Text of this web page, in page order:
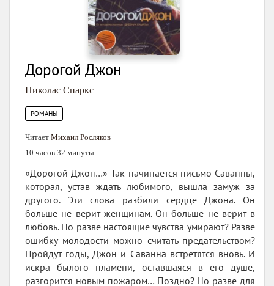
Дорогой Джон
Николас Спаркс
РОМАНЫ
Читает Михаил Росляков
10 часов 32 минуты
«Дорогой Джон…» Так начинается письмо Саванны,
которая, устав ждать любимого, вышла замуж за
другого. Эти слова разбили сердце Джона. Он
больше не верит женщинам. Он больше не верит в
любовь. Но разве настоящие чувства умирают? Разве
ошибку молодости можно считать предательством?
Пройдут годы, Джон и Саванна встретятся вновь. И
искра былого пламени, оставшаяся в его душе,
разгорится новым пожаром… Поздно? Но разве для